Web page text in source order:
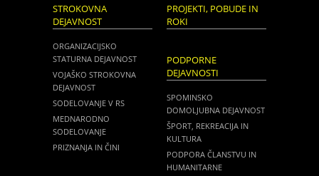
STROKOVNA
DEJAVNOST
ORGANIZACIJSKO
STATURNA DEJAVNOST
VOJAŠKO STROKOVNA
DEJAVNOST
SODELOVANJE V RS
MEDNARODNO
SODELOVANJE
PRIZNANJA IN ČINI
PROJEKTI, POBUDE IN
ROKI
PODPORNE
DEJAVNOSTI
SPOMINSKO
DOMOLJUBNA DEJAVNOST
ŠPORT, REKREACIJA IN
KULTURA
PODPORA ČLANSTVU IN
HUMANITARNE